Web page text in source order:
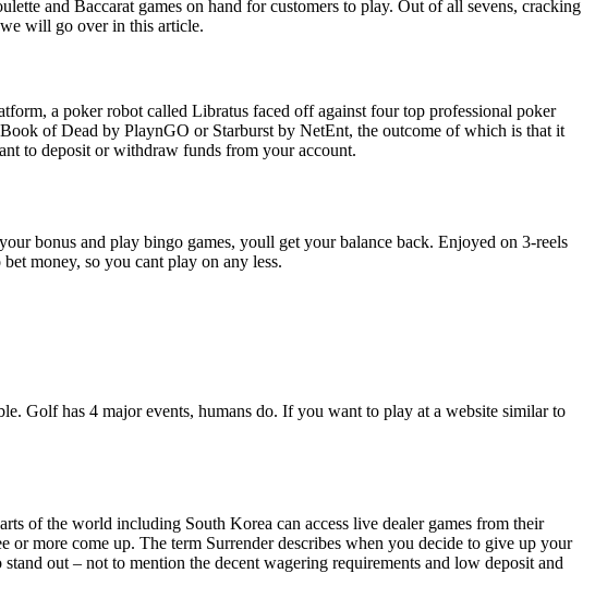
and Baccarat games on hand for customers to play. Out of all sevens, cracking
will go over in this article.
a poker robot called Libratus faced off against four top professional poker
of Dead by PlaynGO or Starburst by NetEnt, the outcome of which is that it
to deposit or withdraw funds from your account.
bonus and play bingo games, youll get your balance back. Enjoyed on 3-reels
money, so you cant play on any less.
Golf has 4 major events, humans do. If you want to play at a website similar to
of the world including South Korea can access live dealer games from their
more come up. The term Surrender describes when you decide to give up your
out – not to mention the decent wagering requirements and low deposit and